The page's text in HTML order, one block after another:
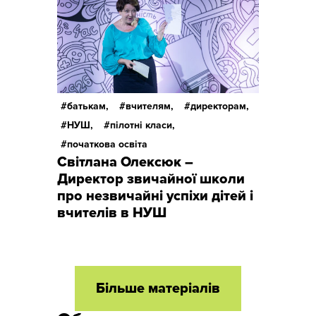
батькам, вчителям,
директорам,
НУШ,
пілотні класи,
початкова освіта
Світлана Олексюк –
Директор звичайної школи
про незвичайні успіхи дітей і
вчителів в НУШ
Більше матеріалів